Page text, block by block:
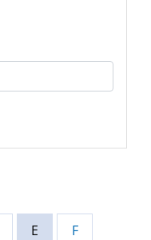
E F